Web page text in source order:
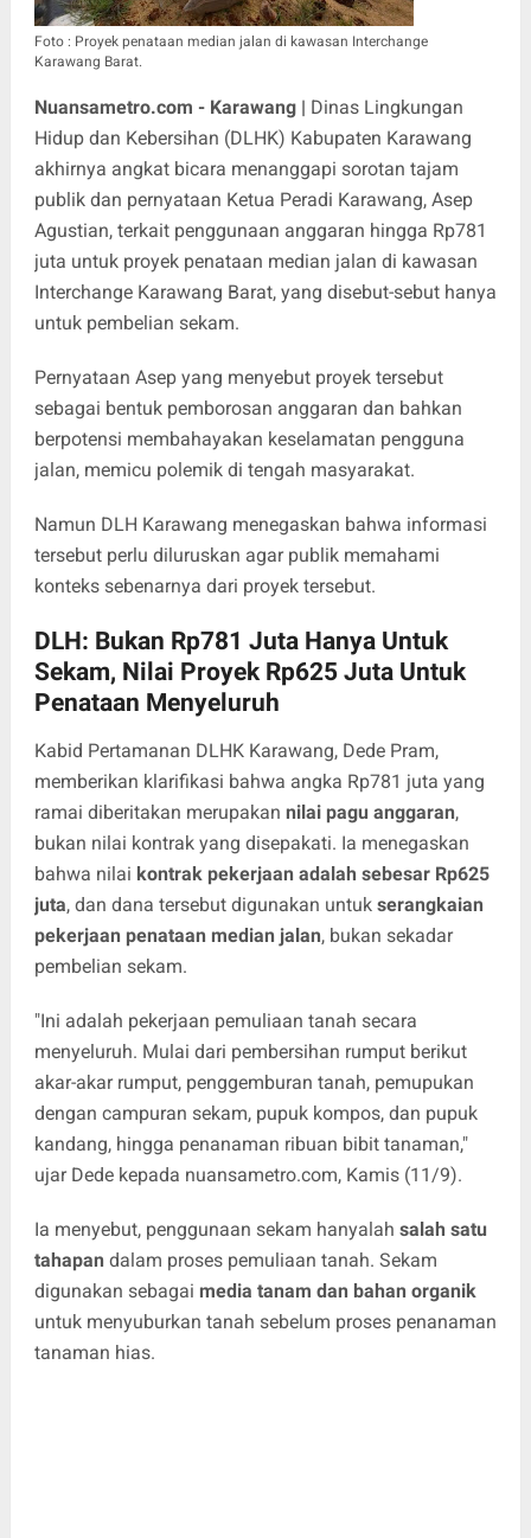
Foto : Proyek penataan median jalan di kawasan Interchange
Karawang Barat.
Nuansametro.com - Karawang | Dinas Lingkungan
Hidup dan Kebersihan (DLHK) Kabupaten Karawang
akhirnya angkat bicara menanggapi sorotan tajam
publik dan pernyataan Ketua Peradi Karawang, Asep
Agustian, terkait penggunaan anggaran hingga Rp781
juta untuk proyek penataan median jalan di kawasan
Interchange Karawang Barat, yang disebut-sebut hanya
untuk pembelian sekam.
Pernyataan Asep yang menyebut proyek tersebut
sebagai bentuk pemborosan anggaran dan bahkan
berpotensi membahayakan keselamatan pengguna
jalan, memicu polemik di tengah masyarakat.
Namun DLH Karawang menegaskan bahwa informasi
tersebut perlu diluruskan agar publik memahami
konteks sebenarnya dari proyek tersebut.
DLH: Bukan Rp781 Juta Hanya Untuk
Sekam, Nilai Proyek Rp625 Juta Untuk
Penataan Menyeluruh
Kabid Pertamanan DLHK Karawang, Dede Pram,
memberikan klarifikasi bahwa angka Rp781 juta yang
ramai diberitakan merupakan nilai pagu anggaran,
bukan nilai kontrak yang disepakati. Ia menegaskan
bahwa nilai kontrak pekerjaan adalah sebesar Rp625
juta, dan dana tersebut digunakan untuk serangkaian
pekerjaan penataan median jalan, bukan sekadar
pembelian sekam.
"Ini adalah pekerjaan pemuliaan tanah secara
menyeluruh. Mulai dari pembersihan rumput berikut
akar-akar rumput, penggemburan tanah, pemupukan
dengan campuran sekam, pupuk kompos, dan pupuk
kandang, hingga penanaman ribuan bibit tanaman,"
ujar Dede kepada nuansametro.com, Kamis (11/9).
Ia menyebut, penggunaan sekam hanyalah salah satu
tahapan dalam proses pemuliaan tanah. Sekam
digunakan sebagai media tanam dan bahan organik
untuk menyuburkan tanah sebelum proses penanaman
tanaman hias.